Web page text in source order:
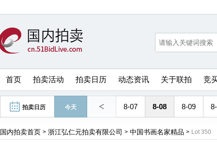
首页 拍卖活动 拍卖日历 动态资讯 关于联拍 竞
拍卖日历 今天 < 8-07 8-08 8-09
国内拍卖首页 > 浙江弘仁元拍卖有限公司 > 中国书画名家精品 > Lot 350